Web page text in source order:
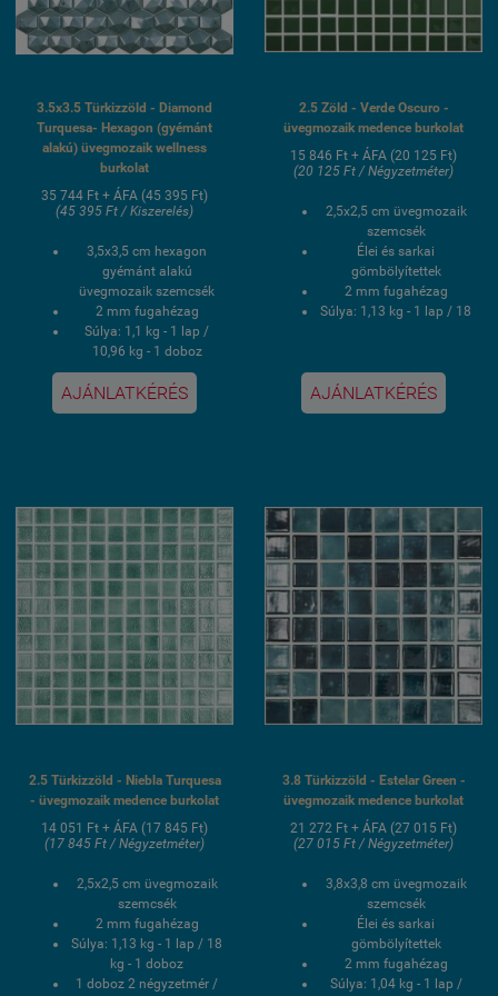
3.5x3.5 Türkizzöld - Diamond
Turquesa- Hexagon (gyémánt
alakú) üvegmozaik wellness
burkolat
35 744 Ft + ÁFA (45 395 Ft)
(45 395 Ft / Kiszerelés)
3,5x3,5 cm hexagon
gyémánt alakú
üvegmozaik szemcsék
2 mm fugahézag
Súlya: 1,1 kg - 1 lap /
10,96 kg - 1 doboz
1 doboz 0,87 négyzetmér
/ 10 lap
Hálós kasírozás
AJÁNLATKÉRÉS
2.5 Zöld - Verde Oscuro -
üvegmozaik medence burkolat
15 846 Ft + ÁFA (20 125 Ft)
(20 125 Ft / Négyzetméter)
2,5x2,5 cm üvegmozaik
szemcsék
Élei és sarkai
gömbölyítettek
2 mm fugahézag
Súlya: 1,13 kg - 1 lap / 18
16 lap
PVC poliuretán
ponthegesztéses
burkolat
AJÁNLATKÉRÉS
2.5 Türkizzöld - Niebla Turquesa
- üvegmozaik medence burkolat
14 051 Ft + ÁFA (17 845 Ft)
(17 845 Ft / Négyzetméter)
2,5x2,5 cm üvegmozaik
szemcsék
2 mm fugahézag
Súlya: 1,13 kg - 1 lap / 18
kg - 1 doboz
1 doboz 2 négyzetmér /
3.8 Türkizzöld - Estelar Green -
üvegmozaik medence burkolat
21 272 Ft + ÁFA (27 015 Ft)
(27 015 Ft / Négyzetméter)
3,8x3,8 cm üvegmozaik
szemcsék
Élei és sarkai
gömbölyítettek
2 mm fugahézag
Súlya: 1,04 kg - 1 lap /